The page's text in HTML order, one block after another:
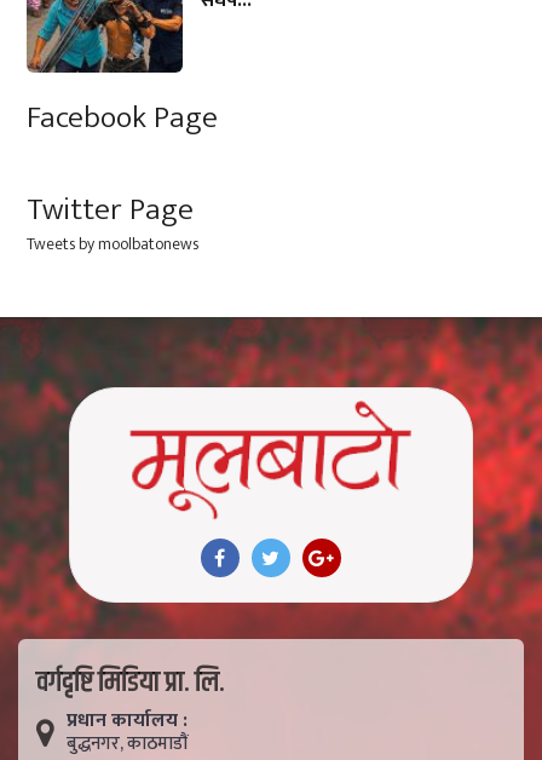
Facebook Page
Twitter Page
Tweets by moolbatonews
वर्गदृष्टि मिडिया प्रा. लि.
प्रधान कार्यालय :
बुद्धनगर, काठमाडाैं